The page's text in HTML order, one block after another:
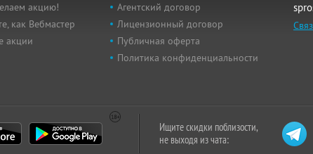
акцию!
как Вебмастер
акции
Агентский договор
Лицензионный договор
Публичная оферта
Политика конфиденциальности
Ищите скидки поблизости,
не выходя из чата: